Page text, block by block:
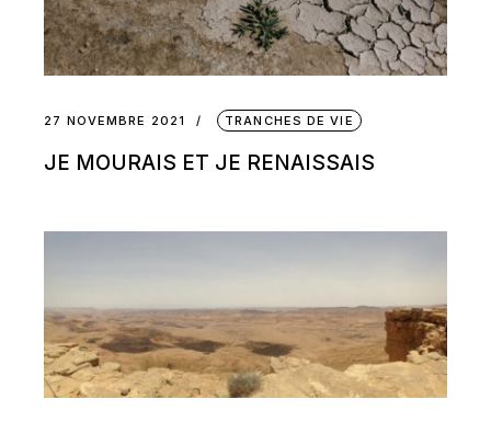
27 NOVEMBRE 2021 TRANCHES DE VIE
JE MOURAIS ET JE RENAISSAIS